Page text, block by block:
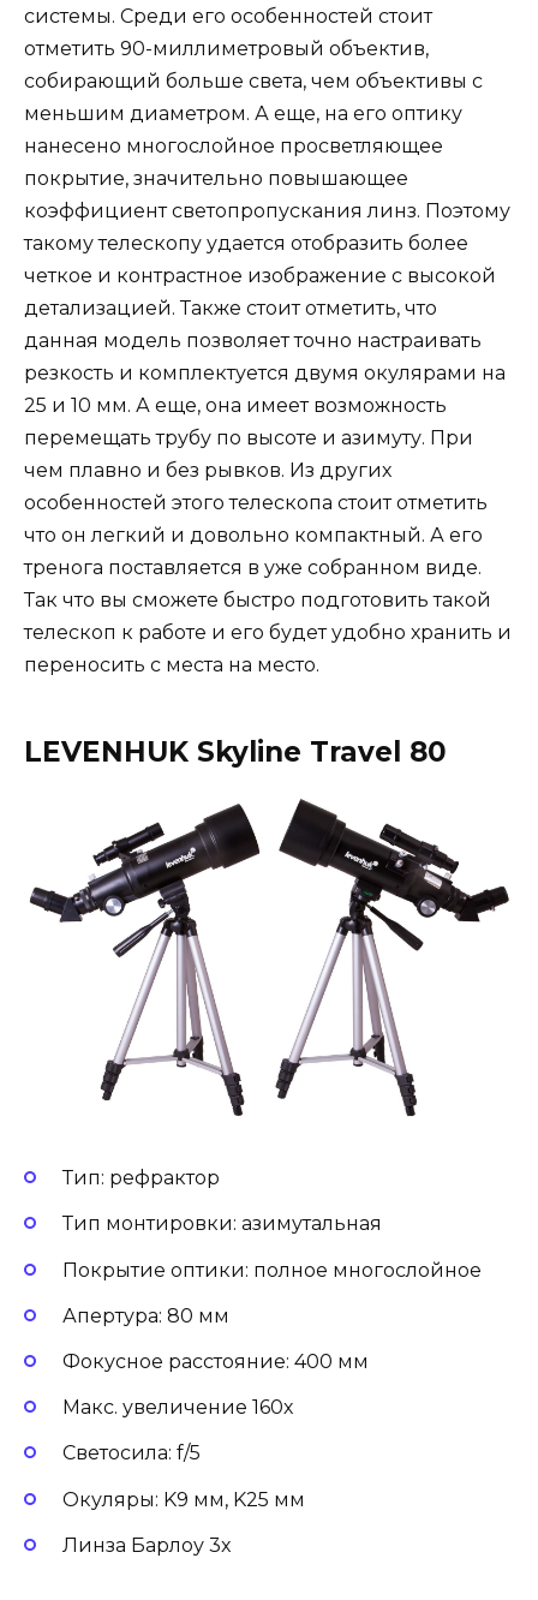
системы. Среди его особенностей стоит
отметить 90-миллиметровый объектив,
собирающий больше света, чем объективы с
меньшим диаметром. А еще, на его оптику
нанесено многослойное просветляющее
покрытие, значительно повышающее
коэффициент светопропускания линз. Поэтому
такому телескопу удается отобразить более
четкое и контрастное изображение с высокой
детализацией. Также стоит отметить, что
данная модель позволяет точно настраивать
резкость и комплектуется двумя окулярами на
25 и 10 мм. А еще, она имеет возможность
перемещать трубу по высоте и азимуту. При
чем плавно и без рывков. Из других
особенностей этого телескопа стоит отметить
что он легкий и довольно компактный. А его
тренога поставляется в уже собранном виде.
Так что вы сможете быстро подготовить такой
телескоп к работе и его будет удобно хранить и
переносить с места на место.
LEVENHUK Skyline Travel 80
Тип: рефрактор
Тип монтировки: азимутальная
Покрытие оптики: полное многослойное
Апертура: 80 мм
Фокусное расстояние: 400 мм
Макс. увеличение 160х
Светосила: f/5
Окуляры: K9 мм, K25 мм
Линза Барлоу 3x